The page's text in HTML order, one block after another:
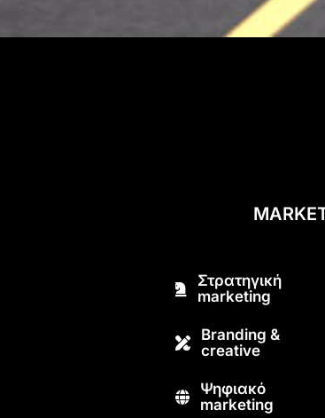
Στρατηγική
marketing
Branding &
creative
Ψηφιακό
marketing